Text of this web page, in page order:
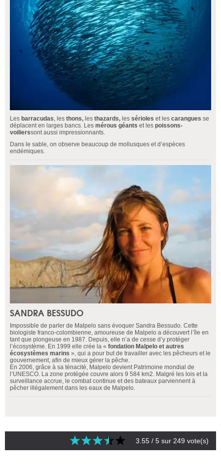
Les barracudas, les thons, les thazards, les sérioles et les carangues se
déplacent en larges bancs. Les mérous géants et les poissons-
voilierssont aussi impressionnants.
Dans le sable, on observe beaucoup de mollusques et d’espèces
endémiques.
SANDRA BESSUDO
Impossible de parler de Malpelo sans évoquer Sandra Bessudo. Cette
biologiste franco-colombienne, amoureuse de Malpelo a découvert l’île en
tant que plongeuse en 1987. Depuis, elle n’a de cesse d’y protéger
l’écosystème. En 1999 elle crée la « fondation Malpelo et autres
écosystèmes marins », qui a pour but de travailler avec les pêcheurs et le
gouvernement, afin de mieux gérer la pêche.
En 2006, grâce à sa ténacité, Malpelo devient Patrimoine mondial de
l’UNESCO. La zone protégée couvre alors 9 584 km2. Malgré les lois et la
surveillance accrue, le combat continue et des bateaux parviennent à
pêcher illégalement dans les eaux de Malpelo.
3.55 / 5 sur 249 vote(s)